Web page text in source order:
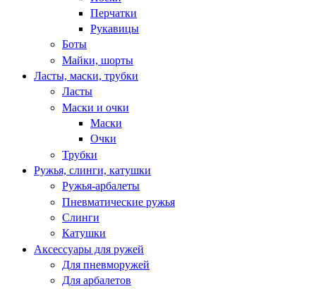
Перчатки
Рукавицы
Боты
Майки, шорты
Ласты, маски, трубки
Ласты
Маски и очки
Маски
Очки
Трубки
Ружья, слинги, катушки
Ружья-арбалеты
Пневматические ружья
Слинги
Катушки
Аксессуары для ружей
Для пневморужей
Для арбалетов